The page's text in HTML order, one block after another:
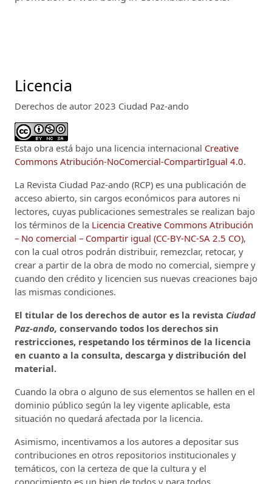
Licencia
Derechos de autor 2023 Ciudad Paz-ando
Esta obra está bajo una licencia internacional Creative
Commons Atribución-NoComercial-CompartirIgual 4.0.
La Revista Ciudad Paz-ando (RCP) es una publicación de
acceso abierto, sin cargos económicos para autores ni
lectores, cuyas publicaciones semestrales se realizan bajo
los términos de la Licencia Creative Commons Atribución
– No comercial – Compartir igual (CC-BY-NC-SA 2.5 CO),
con la cual otros podrán distribuir, remezclar, retocar, y
crear a partir de la obra de modo no comercial, siempre y
cuando den crédito y licencien sus nuevas creaciones bajo
las mismas condiciones.
El titular de los derechos de autor es la revista Ciudad
Paz-ando, conservando todos los derechos sin
restricciones, respetando los términos de la licencia
en cuanto a la consulta, descarga y distribución del
material.
Cuando la obra o alguno de sus elementos se hallen en el
dominio público según la ley vigente aplicable, esta
situación no quedará afectada por la licencia.
Asimismo, incentivamos a los autores a depositar sus
contribuciones en otros repositorios institucionales y
temáticos, con la certeza de que la cultura y el
conocimiento es un bien de todos y para todos.